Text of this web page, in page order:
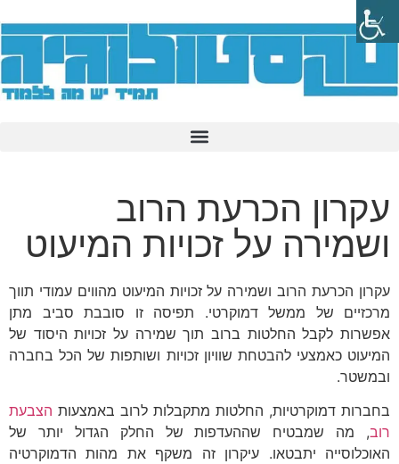
עקרון הכרעת הרוב
ושמירה על זכויות המיעוט
עקרון הכרעת הרוב ושמירה על זכויות המיעוט מהווים עמודי תווך
מרכזיים של ממשל דמוקרטי. תפיסה זו סובבת סביב מתן
אפשרות לקבל החלטות ברוב תוך שמירה על זכויות היסוד של
המיעוט כאמצעי להבטחת שוויון זכויות ושותפות של הכל בחברה
ובמשטר.
בחברות דמוקרטיות, החלטות מתקבלות לרוב באמצעות הצבעת
רוב, מה שמבטיח שההעדפות של החלק הגדול יותר של
האוכלוסייה יתבטאו. עיקרון זה משקף את מהות הדמוקרטיה